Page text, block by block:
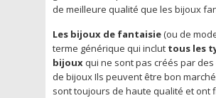
de meilleure qualité que les bijoux
Les bijoux de fantaisie(ou de
terme générique qui inclut tous les
bijouxqui ne sont pas créés par
de bijoux Ils peuvent être bon
sont toujours de haute qualité et ont